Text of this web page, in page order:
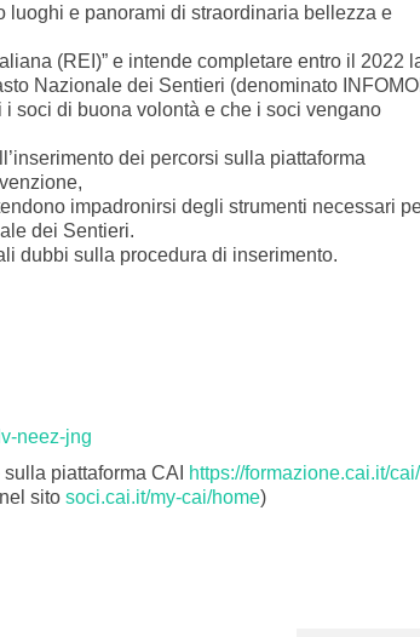
luoghi e panorami di straordinaria bellezza e
(REI)” e intende completare entro il 2022
Nazionale dei Sentieri (denominato
soci di buona volontà e che i soci vengano
dei percorsi sulla piattaforma
impadronirsi degli strumenti necessari
dei Sentieri.
dubbi sulla procedura di inserimento.
neez-jng
piattaforma CAI
https://formazione.cai.it/cai/
sito soci.cai.it/my-cai/home)